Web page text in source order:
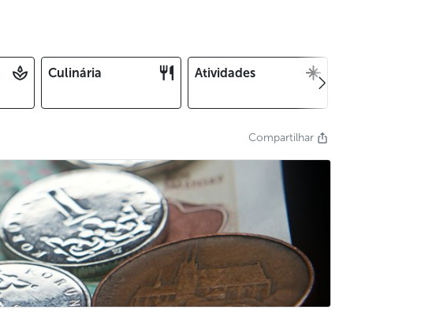
Culinária Atividades
Compartilhar